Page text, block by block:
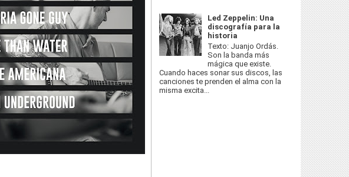
Led Zeppelin: Una
discografía para la
historia
Texto: Juanjo Ordás.
Son la banda más
mágica que existe.
Cuando haces sonar sus discos, las
canciones te prenden el alma con la
misma excita...